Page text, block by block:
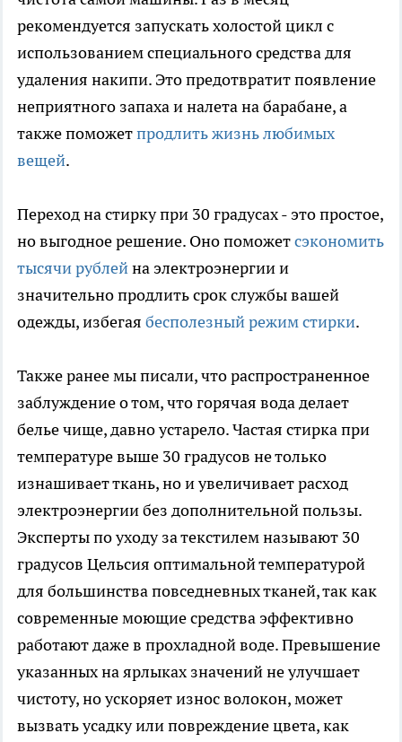
рекомендуется запускать холостой цикл с
использованием специального средства для
удаления накипи. Это предотвратит появление
неприятного запаха и налета на барабане, а
также поможетпродлить жизнь любимых
вещей.
Переход на стирку при 30 градусах - это простое,
но выгодное решение. Оно поможетсэкономить
тысячи рублейна электроэнергии и
значительно продлить срок службы вашей
одежды, избегая бесполезный режим стирки.
Также ранее мы писали, что распространенное
заблуждение о том, что горячая вода делает
белье чище, давно устарело. Частая стирка при
температуре выше 30 градусов не только
изнашивает ткань, но и увеличивает расход
электроэнергии без дополнительной пользы.
Эксперты по уходу за текстилем называют 30
градусов Цельсия оптимальной температурой
для большинства повседневных тканей, так как
современные моющие средства эффективно
работают даже в прохладной воде. Превышение
указанных на ярлыках значений не улучшает
чистоту, но ускоряет износ волокон, может
вызвать усадку или повреждение цвета, как